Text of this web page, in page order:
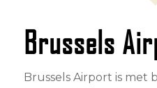
Brussels
Brussels Airport is met